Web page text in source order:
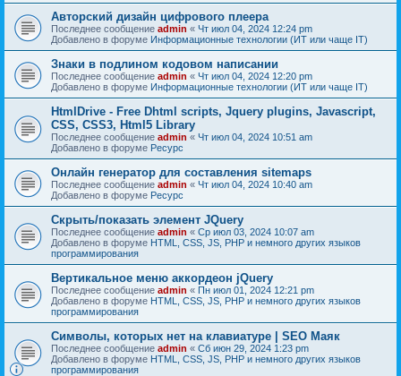
Авторский дизайн цифрового плеера
Последнее сообщение admin « Чт июл 04, 2024 12:24 pm
Добавлено в форуме Информационные технологии (ИТ или чаще IT)
Знаки в подлином кодовом написании
Последнее сообщение admin « Чт июл 04, 2024 12:20 pm
Добавлено в форуме Информационные технологии (ИТ или чаще IT)
HtmlDrive - Free Dhtml scripts, Jquery plugins, Javascript,
CSS, CSS3, Html5 Library
Последнее сообщение admin « Чт июл 04, 2024 10:51 am
Добавлено в форуме Ресурс
Онлайн генератор для составления sitemaps
Последнее сообщение admin « Чт июл 04, 2024 10:40 am
Добавлено в форуме Ресурс
Скрыть/показать элемент JQuery
Последнее сообщение admin « Ср июл 03, 2024 10:07 am
Добавлено в форуме HTML, CSS, JS, PHP и немного других языков
программирования
Вертикальное меню аккордеон jQuery
Последнее сообщение admin « Пн июл 01, 2024 12:21 pm
Добавлено в форуме HTML, CSS, JS, PHP и немного других языков
программирования
Символы, которых нет на клавиатуре | SEO Маяк
Последнее сообщение admin « Сб июн 29, 2024 1:23 pm
Добавлено в форуме HTML, CSS, JS, PHP и немного других языков
программирования